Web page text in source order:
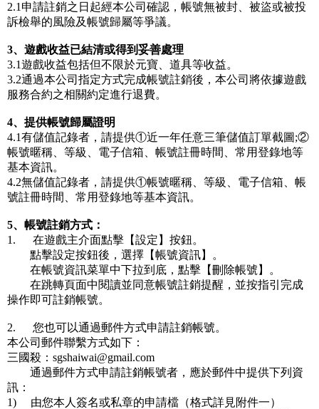
2.1申請註銷之日起經本公司確認，帳號無被封、被盜或被投
訴檢舉的風險及帳號歸屬等爭議。
3、遊戲收益已結清或得到妥善處理
3.1遊戲收益包括但不限於元寶、道具等收益。
3.2通過本公司指定方式完成帳號註銷後，本公司將依據遊戲
服務合約之相關約定進行退費。
4、提供帳號歸屬證明
4.1有儲值記錄者，請提供①近一年任意三筆儲值訂單截圖;②
帳號暱稱、等級、電子信箱、帳號註冊時間、常用登錄地等
基本資訊。
4.2無儲值記錄者，請提供①帳號暱稱、等級、電子信箱、帳
號註冊時間、常用登錄地等基本資訊。
5、帳號註銷方式：
1.      在遊戲主介面點擊【設定】按鈕。
點擊設定按鈕後，選擇【帳號資訊】。
在帳號資訊菜單中下拉到底，點擊【刪除帳號】。
在跳轉頁面中閱讀並同意帳號註銷提醒，並按指引完成
操作即可註銷帳號。
2.      您也可以通過郵件方式申請註銷帳號。
本公司郵件聯繫方式如下：
三國殺：sgshaiwai@gmail.com
通過郵件方式申請註銷帳號者，應於郵件中提供下列資
訊：
1)     由您本人簽名或私章的申請檔（格式詳見附件一）